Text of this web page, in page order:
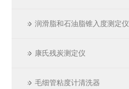
润滑脂和石油脂锥入度测定仪
康氏残炭测定仪
毛细管粘度计清洗器